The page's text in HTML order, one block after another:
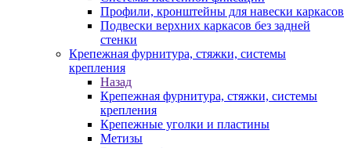
Профили, кронштейны для навески каркасов
Подвески верхних каркасов без задней
стенки
Крепежная фурнитура, стяжки, системы
крепления
Назад
Крепежная фурнитура, стяжки, системы
крепления
Крепежные уголки и пластины
Метизы